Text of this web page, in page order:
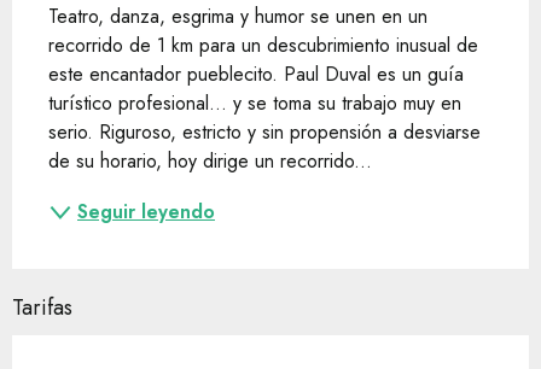
Teatro, danza, esgrima y humor se unen en un
recorrido de 1 km para un descubrimiento inusual de
este encantador pueblecito. Paul Duval es un guía
turístico profesional… y se toma su trabajo muy en
serio. Riguroso, estricto y sin propensión a desviarse
de su horario, hoy dirige un recorrido...
Seguir leyendo
Tarifas